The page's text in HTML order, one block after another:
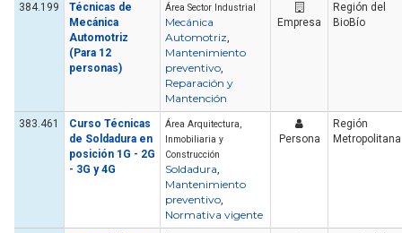
384.199
Técnicas de
Mecánica
Automotriz
(Para 12
personas)
Área Sector Industrial
Mecánica
Automotriz,
Mantenimiento
preventivo,
Reparación y
Mantención
Empresa
Región del
BioBío
383.461
Curso Técnicas
de Soldadura en
posición 1G - 2G
- 3G y 4G
Área Arquitectura,
Inmobiliaria y
Construcción
Soldadura,
Mantenimiento
preventivo,
Normativa vigente
Persona
Región
Metropolitana